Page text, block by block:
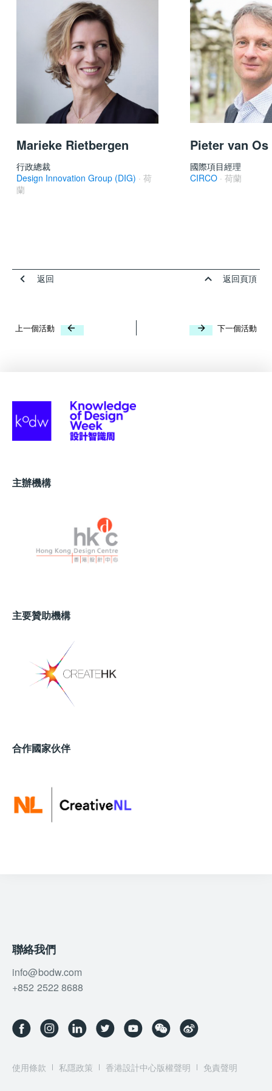
Marieke Rietbergen
行政總裁
Design Innovation Group (DIG) · 荷
蘭
Pieter van Os
國際項目經理
CIRCO · 荷蘭
返回 返回頁頂
上一個活動 下一個活動
主辦機構
主要贊助機構
合作國家伙伴
聯絡我們
info@bodw.com
+852 2522 8688
使用條款 私隱政策 香港設計中心版權聲明 免責聲明